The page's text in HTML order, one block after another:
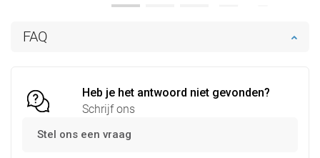
FAQ
Heb je het antwoord niet gevonden?
Schrijf ons
Stel ons een vraag